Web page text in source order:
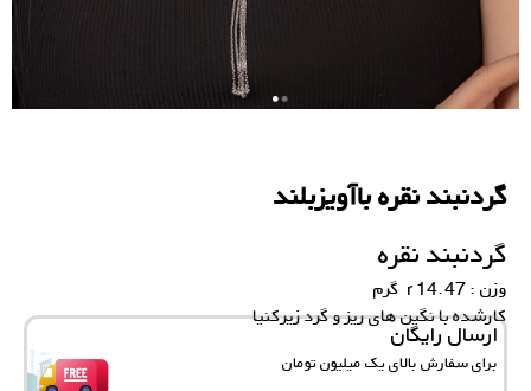
گردنبند نقره باآویزبلند
گردنبند نقره
وزن : 14.47 r گرم
کارشده با نگین های ریز و گرد زیرکنیا
ارسال رایگان
برای سفارش‌ بالای یک میلیون تومان